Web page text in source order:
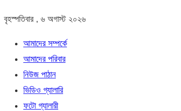
বৃহস্পতিবার , ৬ অগাস্ট ২০২৬
আমাদের সম্পর্কে
আমাদের পরিবার
নিউজ পাঠান
ভিডিও গ্যালারি
ফটো গ্যালারী